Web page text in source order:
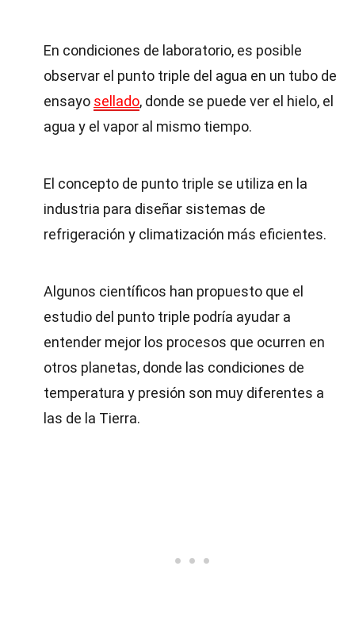
En condiciones de laboratorio, es posible
observar el punto triple del agua en un tubo de
ensayo sellado, donde se puede ver el hielo, el
agua y el vapor al mismo tiempo.
El concepto de punto triple se utiliza en la
industria para diseñar sistemas de
refrigeración y climatización más eficientes.
Algunos científicos han propuesto que el
estudio del punto triple podría ayudar a
entender mejor los procesos que ocurren en
otros planetas, donde las condiciones de
temperatura y presión son muy diferentes a
las de la Tierra.